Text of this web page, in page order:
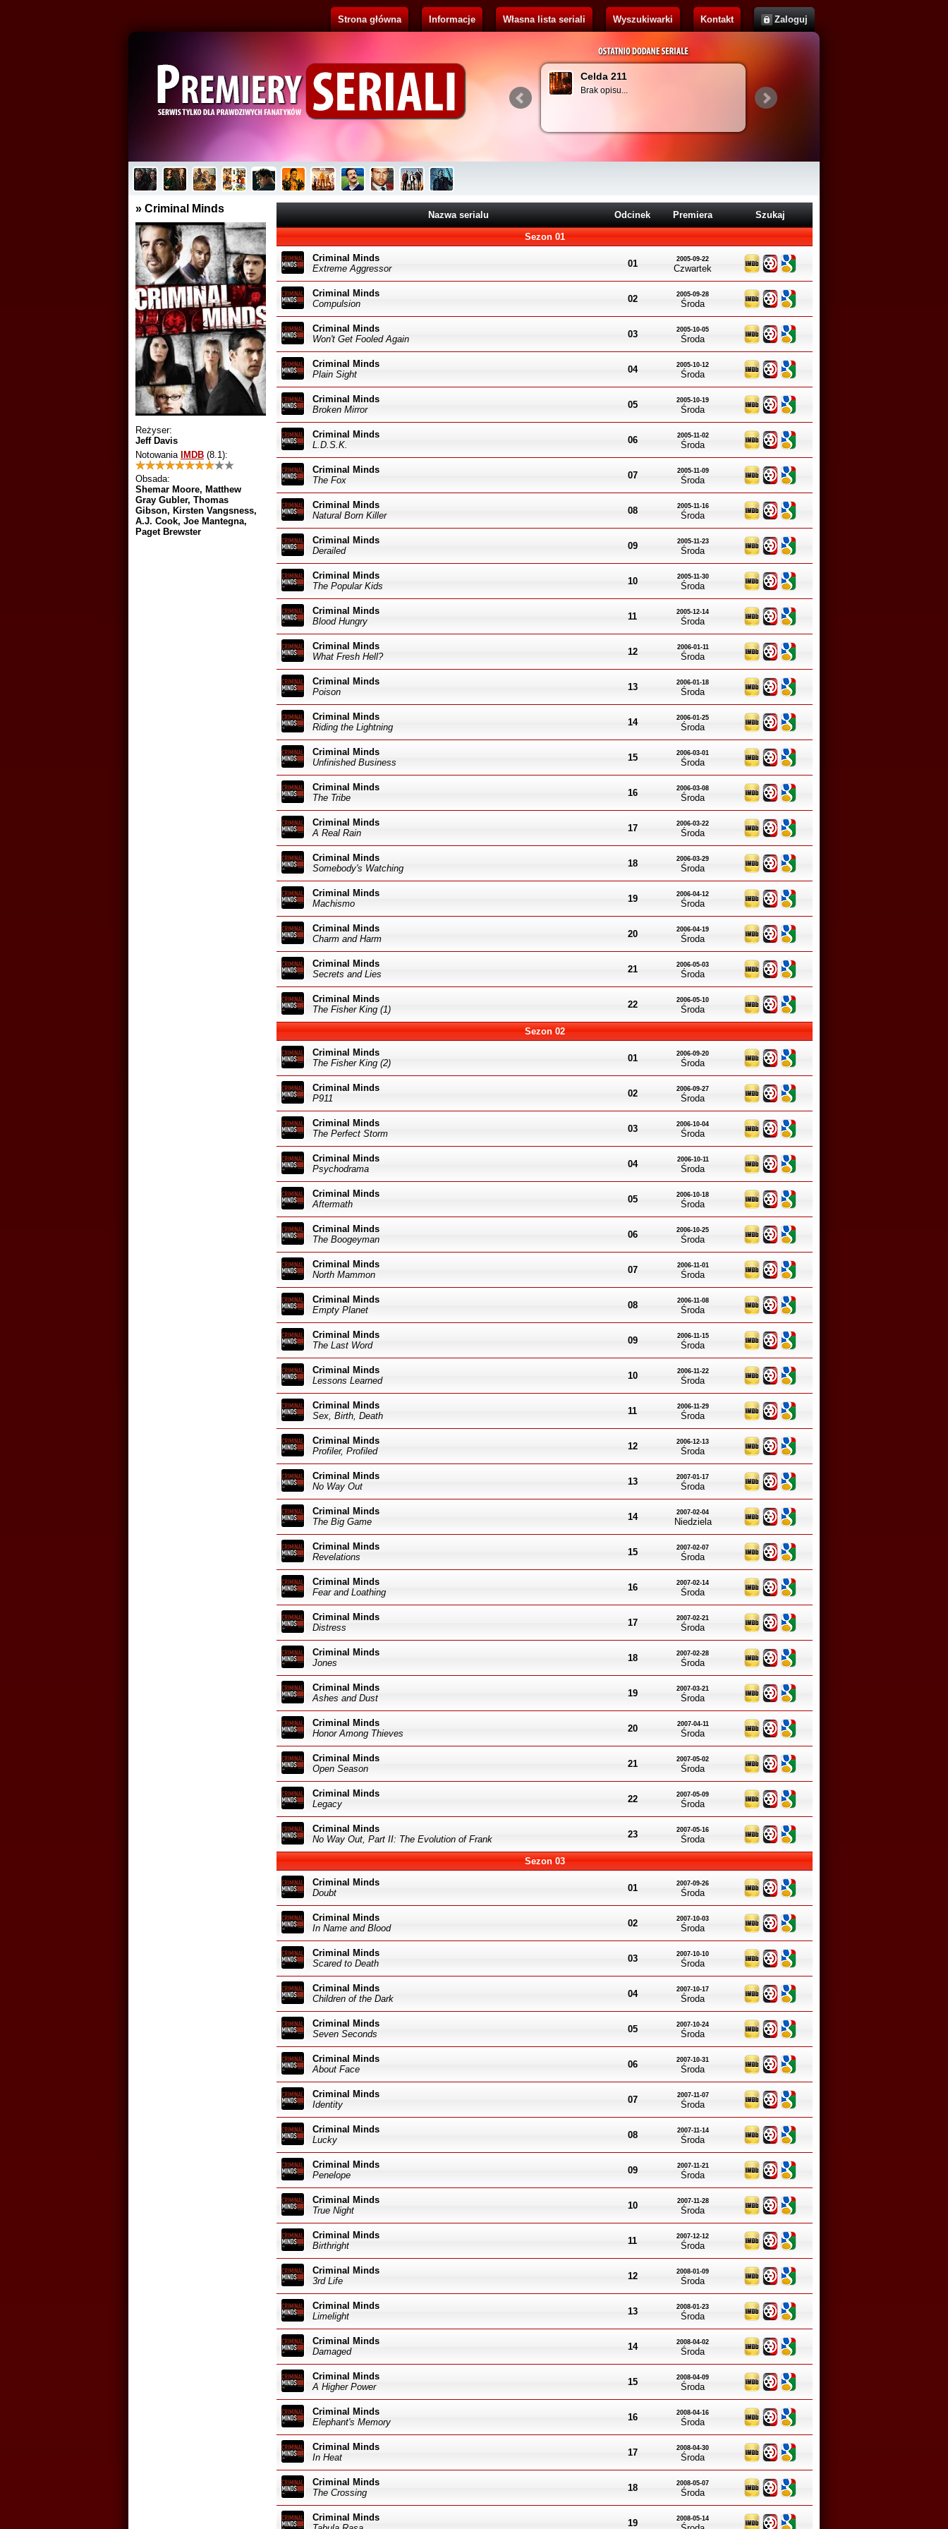
Strona główna Informacje Własna lista seriali Wyszukiwarki Kontakt Zaloguj
Pluribus
Brak opisu...
Celda 211
Brak opisu...
» Criminal Minds
Reżyser:
Jeff Davis
Notowania IMDB (8.1):
Obsada:
Shemar Moore, Matthew
Gray Gubler, Thomas
Gibson, Kirsten Vangsness,
A.J. Cook, Joe Mantegna,
Paget Brewster
Nazwa serialu Odcinek Premiera Szukaj
Sezon 01
Criminal Minds
Extreme Aggressor
01 2005-09-22
Czwartek
Criminal Minds
Compulsion
02 2005-09-28
Środa
Criminal Minds
Won't Get Fooled Again
03 2005-10-05
Środa
Criminal Minds
Plain Sight
04 2005-10-12
Środa
Criminal Minds
Broken Mirror
05 2005-10-19
Środa
Criminal Minds
L.D.S.K.
06 2005-11-02
Środa
Criminal Minds
The Fox
07 2005-11-09
Środa
Criminal Minds
Natural Born Killer
08 2005-11-16
Środa
Criminal Minds
Derailed
09 2005-11-23
Środa
Criminal Minds
The Popular Kids
10 2005-11-30
Środa
Criminal Minds
Blood Hungry
11 2005-12-14
Środa
Criminal Minds
What Fresh Hell?
12 2006-01-11
Środa
Criminal Minds
Poison
13 2006-01-18
Środa
Criminal Minds
Riding the Lightning
14 2006-01-25
Środa
Criminal Minds
Unfinished Business
15 2006-03-01
Środa
Criminal Minds
The Tribe
16 2006-03-08
Środa
Criminal Minds
A Real Rain
17 2006-03-22
Środa
Criminal Minds
Somebody's Watching
18 2006-03-29
Środa
Criminal Minds
Machismo
19 2006-04-12
Środa
Criminal Minds
Charm and Harm
20 2006-04-19
Środa
Criminal Minds
Secrets and Lies
21 2006-05-03
Środa
Criminal Minds
The Fisher King (1)
22 2006-05-10
Środa
Sezon 02
Criminal Minds
The Fisher King (2)
01 2006-09-20
Środa
Criminal Minds
P911
02 2006-09-27
Środa
Criminal Minds
The Perfect Storm
03 2006-10-04
Środa
Criminal Minds
Psychodrama
04 2006-10-11
Środa
Criminal Minds
Aftermath
05 2006-10-18
Środa
Criminal Minds
The Boogeyman
06 2006-10-25
Środa
Criminal Minds
North Mammon
07 2006-11-01
Środa
Criminal Minds
Empty Planet
08 2006-11-08
Środa
Criminal Minds
The Last Word
09 2006-11-15
Środa
Criminal Minds
Lessons Learned
10 2006-11-22
Środa
Criminal Minds
Sex, Birth, Death
11 2006-11-29
Środa
Criminal Minds
Profiler, Profiled
12 2006-12-13
Środa
Criminal Minds
No Way Out
13 2007-01-17
Środa
Criminal Minds
The Big Game
14 2007-02-04
Niedziela
Criminal Minds
Revelations
15 2007-02-07
Środa
Criminal Minds
Fear and Loathing
16 2007-02-14
Środa
Criminal Minds
Distress
17 2007-02-21
Środa
Criminal Minds
Jones
18 2007-02-28
Środa
Criminal Minds
Ashes and Dust
19 2007-03-21
Środa
Criminal Minds
Honor Among Thieves
20 2007-04-11
Środa
Criminal Minds
Open Season
21 2007-05-02
Środa
Criminal Minds
Legacy
22 2007-05-09
Środa
Criminal Minds
No Way Out, Part II: The Evolution of Frank
23 2007-05-16
Środa
Sezon 03
Criminal Minds
Doubt
01 2007-09-26
Środa
Criminal Minds
In Name and Blood
02 2007-10-03
Środa
Criminal Minds
Scared to Death
03 2007-10-10
Środa
Criminal Minds
Children of the Dark
04 2007-10-17
Środa
Criminal Minds
Seven Seconds
05 2007-10-24
Środa
Criminal Minds
About Face
06 2007-10-31
Środa
Criminal Minds
Identity
07 2007-11-07
Środa
Criminal Minds
Lucky
08 2007-11-14
Środa
Criminal Minds
Penelope
09 2007-11-21
Środa
Criminal Minds
True Night
10 2007-11-28
Środa
Criminal Minds
Birthright
11 2007-12-12
Środa
Criminal Minds
3rd Life
12 2008-01-09
Środa
Criminal Minds
Limelight
13 2008-01-23
Środa
Criminal Minds
Damaged
14 2008-04-02
Środa
Criminal Minds
A Higher Power
15 2008-04-09
Środa
Criminal Minds
Elephant's Memory
16 2008-04-16
Środa
Criminal Minds
In Heat
17 2008-04-30
Środa
Criminal Minds
The Crossing
18 2008-05-07
Środa
Criminal Minds
19 2008-05-14